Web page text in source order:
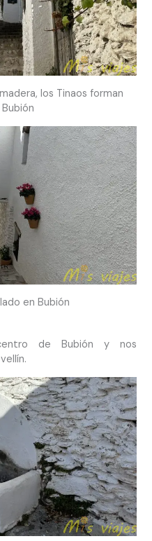
los Tinaos forman
en Bubión
de Bubión y nos